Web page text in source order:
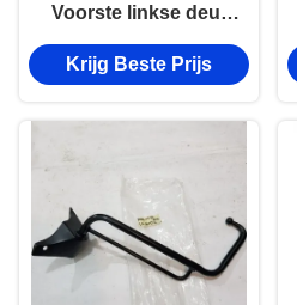
Voorste linkse deur
Venster Lift JMC X8
Auto carrosserie
Krijg Beste Prijs